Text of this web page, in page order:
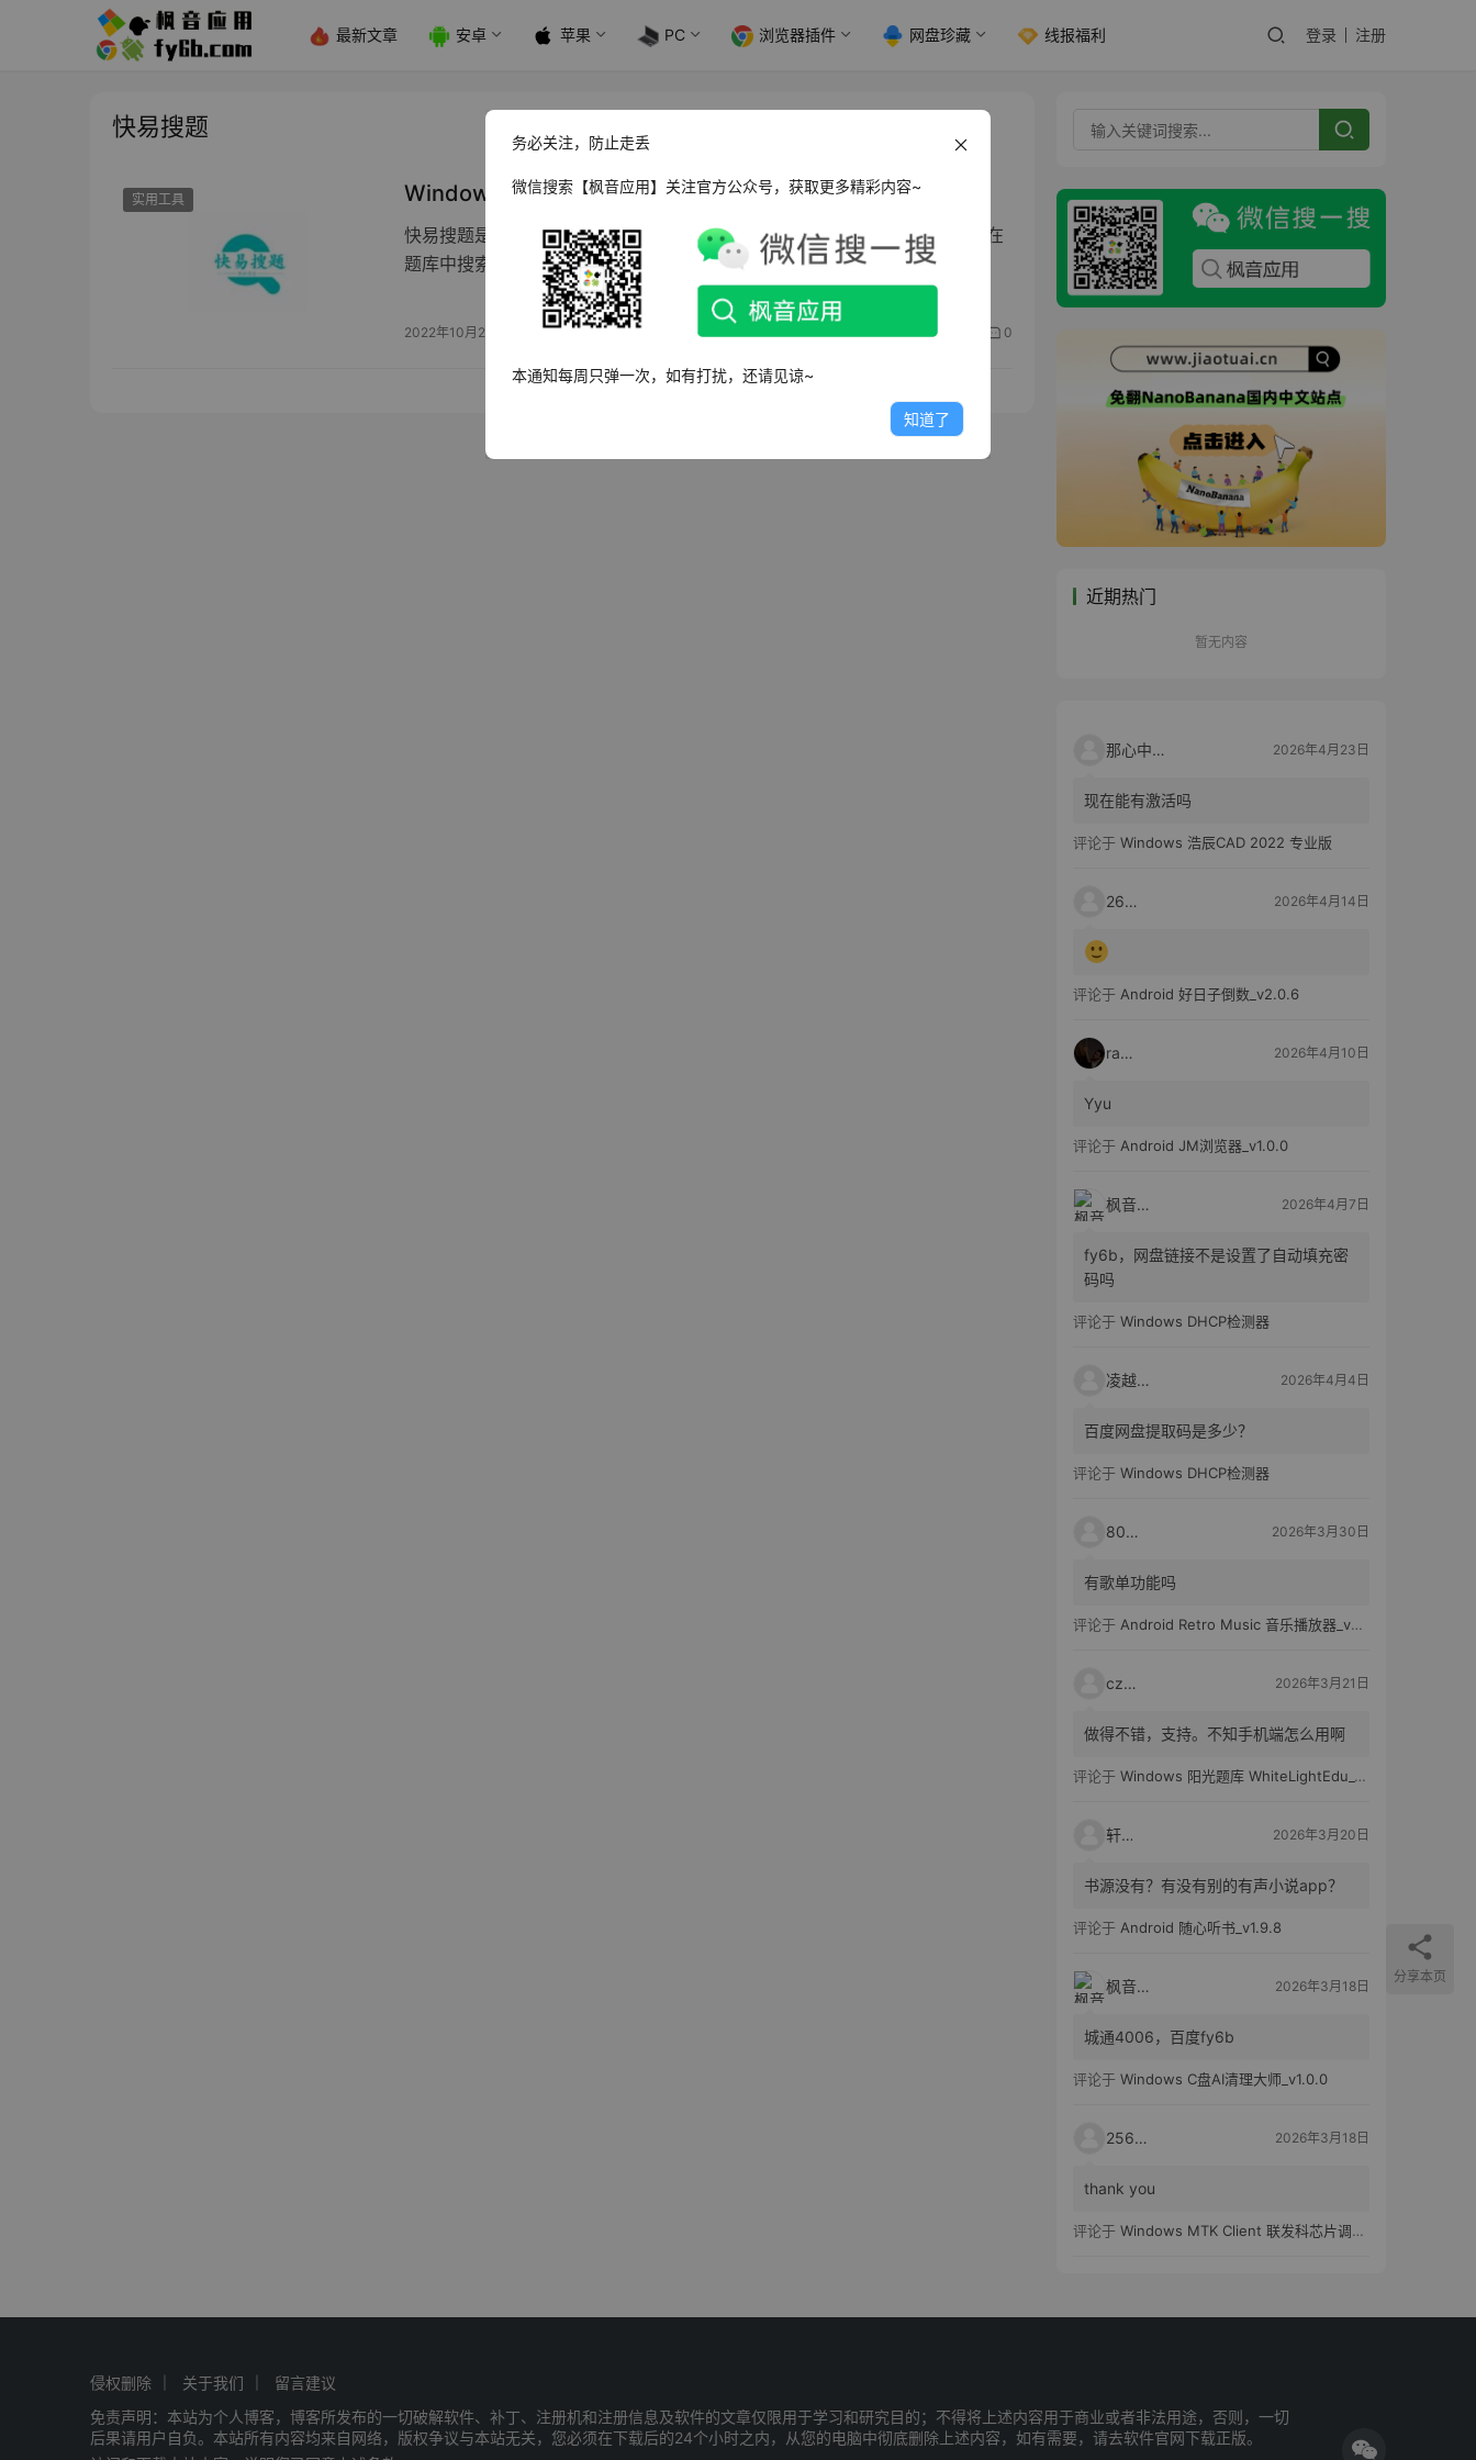
最新文章 安卓 苹果 PC 浏览器插件 网盘珍藏 线报福利 登录 注册
快易搜题
实用工具 Windows 快易搜题_v1 便携版
快易搜题是一款OCR识别搜索搜题工具，通过软件可对题目内容进行识别并在
题库中搜索答案，帮助用户解决遇…
2022年10月21日 0
近期热门
暂无内容
那心中的话 2026年4月23日
现在能有激活吗
评论于 Windows 浩辰CAD 2022 专业版
2603 2026年4月14日
评论于 Android 好日子倒数_v2.0.6
raka 2026年4月10日
Yyu
评论于 Android JM浏览器_v1.0.0
枫音应用 2026年4月7日
fy6b，网盘链接不是设置了自动填充密
码吗
评论于 Windows DHCP检测器
凌越电子 2026年4月4日
百度网盘提取码是多少？
评论于 Windows DHCP检测器
80521 2026年3月30日
有歌单功能吗
评论于 Android Retro Music 音乐播放器_v6.6.0
czh7 2026年3月21日
做得不错，支持。不知手机端怎么用啊
评论于 Windows 阳光题库 WhiteLightEdu_v2.0.0
轩爸 2026年3月20日
书源没有？有没有别的有声小说app？
评论于 Android 随心听书_v1.9.8
枫音应用 2026年3月18日
城通4006，百度fy6b
评论于 Windows C盘AI清理大师_v1.0.0
25651 2026年3月18日
thank you
评论于 Windows MTK Client 联发科芯片调试工具_v2.01 汉化版
侵权删除 关于我们
留言建议
免责声明：本站为个人博客，博客所发布的一切破解软件、补丁、注册机和注册信息及软件的文章仅限用于学习和研究目的；不得将上述内容用于商业或者非法用途，否则，一切
后果请用户自负。本站所有内容均来自网络，版权争议与本站无关，您必须在下载后的24个小时之内，从您的电脑中彻底删除上述内容，如有需要，请去软件官网下载正版。
分享本页
务必关注，防止走丢
微信搜索【枫音应用】关注官方公众号，获取更多精彩内容~
本通知每周只弹一次，如有打扰，还请见谅~
知道了